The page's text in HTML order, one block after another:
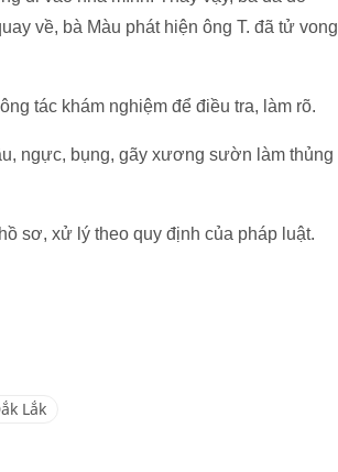
về, bà Màu phát hiện ông T. đã tử vong
tác khám nghiệm để điều tra, làm rõ.
ngực, bụng, gãy xương sườn làm thủng
sơ, xử lý theo quy định của pháp luật.
Lắk